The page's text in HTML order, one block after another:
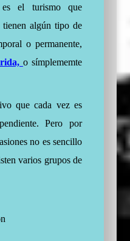
el turismo que
tienen algún tipo de
o permanente,
o símplememte
que cada vez es
Pero por
no es sencillo
varios grupos de